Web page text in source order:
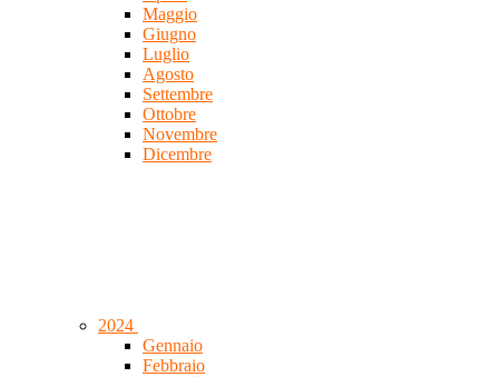
Maggio
Giugno
Luglio
Agosto
Settembre
Ottobre
Novembre
Dicembre
2024
Gennaio
Febbraio